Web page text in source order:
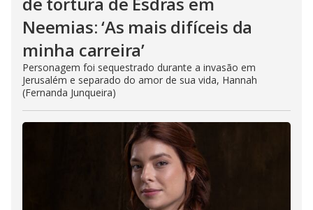
Neemias: ‘As mais difíceis da
minha carreira’
Personagem foi sequestrado durante a invasão em
Jerusalém e separado do amor de sua vida, Hannah
(Fernanda Junqueira)